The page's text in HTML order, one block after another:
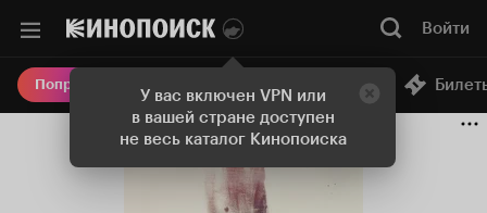
У вас включен VPN или
в вашей стране доступен
не весь каталог Кинопоиска
Войти
Попробовать Плюс Онлайн-кинотеатр